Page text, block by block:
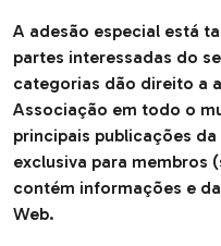
A adesão especial está
partes interessadas do
categorias dão direito a
Associação em todo o
principais publicações
exclusiva para membros
contém informações e
Web.